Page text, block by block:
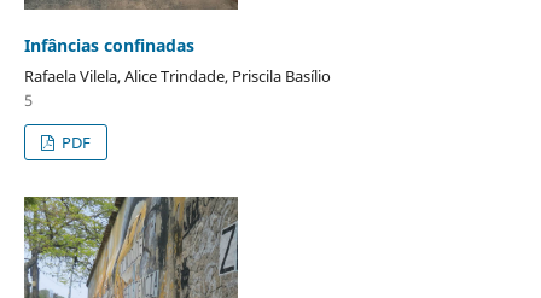
Infâncias confinadas
Rafaela Vilela, Alice Trindade, Priscila Basílio
5
PDF